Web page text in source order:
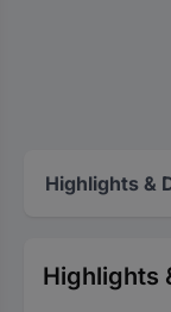
Highlights &
Highlights